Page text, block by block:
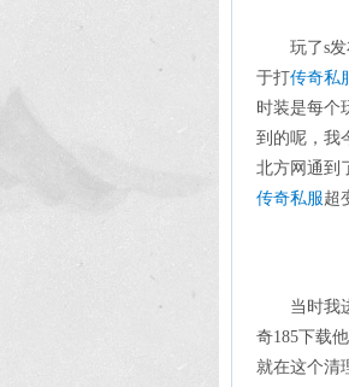
玩了s
于打传奇私
时装是每个
到的呢，我
北方网通到
传奇私服超
当时我
奇185下载
就在这个清